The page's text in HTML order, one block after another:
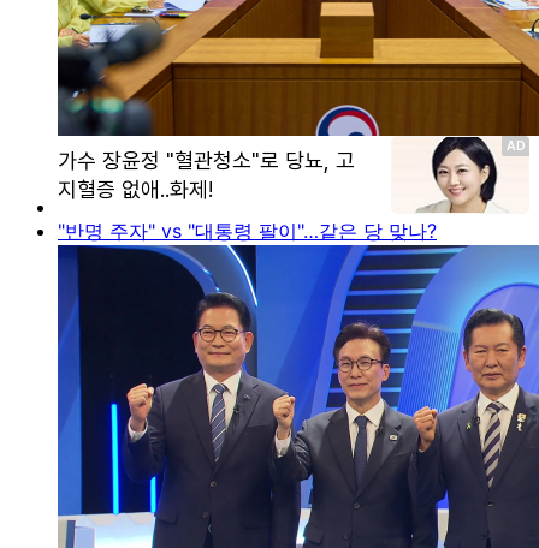
"반명 주자" vs "대통령 팔이"…같은 당 맞나?